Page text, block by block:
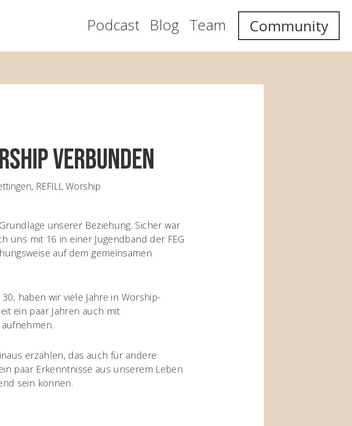
Podcast Blog Team Community
verbunden
REFILL Worship
unserer Beziehung. Sicher war
uns mit 16 in einer Jugendband der FEG
auf dem gemeinsamen
haben wir viele Jahre in Worship-
ein paar Jahren auch mit
erzählen, das auch für andere
paar Erkenntnisse aus unserem Leben
sein können.